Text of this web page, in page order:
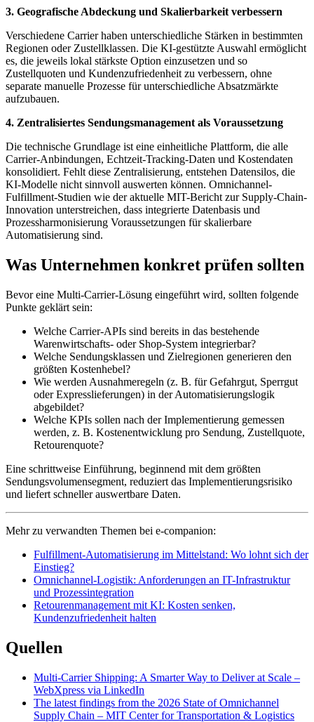
3. Geografische Abdeckung und Skalierbarkeit verbessern
Verschiedene Carrier haben unterschiedliche Stärken in bestimmten
Regionen oder Zustellklassen. Die KI-gestützte Auswahl ermöglicht
es, die jeweils lokal stärkste Option einzusetzen und so
Zustellquoten und Kundenzufriedenheit zu verbessern, ohne
separate manuelle Prozesse für unterschiedliche Absatzmärkte
aufzubauen.
4. Zentralisiertes Sendungsmanagement als Voraussetzung
Die technische Grundlage ist eine einheitliche Plattform, die alle
Carrier-Anbindungen, Echtzeit-Tracking-Daten und Kostendaten
konsolidiert. Fehlt diese Zentralisierung, entstehen Datensilos, die
KI-Modelle nicht sinnvoll auswerten können. Omnichannel-
Fulfillment-Studien wie der aktuelle MIT-Bericht zur Supply-Chain-
Innovation unterstreichen, dass integrierte Datenbasis und
Prozessharmonisierung Voraussetzungen für skalierbare
Automatisierung sind.
Was Unternehmen konkret prüfen sollten
Bevor eine Multi-Carrier-Lösung eingeführt wird, sollten folgende
Punkte geklärt sein:
Welche Carrier-APIs sind bereits in das bestehende
Warenwirtschafts- oder Shop-System integrierbar?
Welche Sendungsklassen und Zielregionen generieren den
größten Kostenhebel?
Wie werden Ausnahmeregeln (z. B. für Gefahrgut, Sperrgut
oder Expresslieferungen) in der Automatisierungslogik
abgebildet?
Welche KPIs sollen nach der Implementierung gemessen
werden, z. B. Kostenentwicklung pro Sendung, Zustellquote,
Retourenquote?
Eine schrittweise Einführung, beginnend mit dem größten
Sendungsvolumensegment, reduziert das Implementierungsrisiko
und liefert schneller auswertbare Daten.
Mehr zu verwandten Themen bei e-companion:
Fulfillment-Automatisierung im Mittelstand: Wo lohnt sich der
Einstieg?
Omnichannel-Logistik: Anforderungen an IT-Infrastruktur
und Prozessintegration
Retourenmanagement mit KI: Kosten senken,
Kundenzufriedenheit halten
Quellen
Multi-Carrier Shipping: A Smarter Way to Deliver at Scale –
WebXpress via LinkedIn
The latest findings from the 2026 State of Omnichannel
Supply Chain – MIT Center for Transportation & Logistics